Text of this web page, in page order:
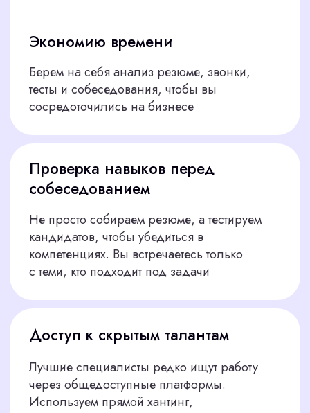
Оцениваем резюме, опыт, мотивацию
и адекватность кандидатов
Тестируем навыки
Даем практические задания: например,
написать пост или оптимизировать текст для
SEO
Презентуем лучших
Предоставляем 2–3 кандидата с подробными
профилями: опыт, навыки, примеры работ